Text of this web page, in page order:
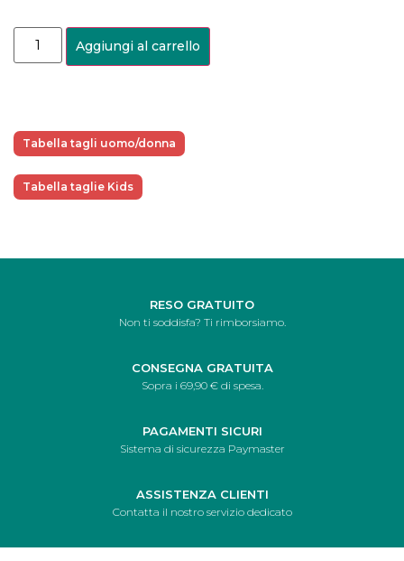
Aggiungi al carrello
Tabella tagli uomo/donna
Tabella taglie Kids
RESO GRATUITO
Non ti soddisfa? Ti rimborsiamo.
CONSEGNA GRATUITA
Sopra i 69,90 € di spesa.
PAGAMENTI SICURI
Sistema di sicurezza Paymaster
ASSISTENZA CLIENTI
Contatta il nostro servizio dedicato